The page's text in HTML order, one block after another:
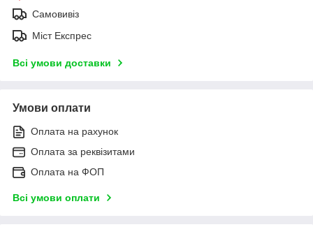
Самовивіз
Міст Експрес
Всі умови доставки
Умови оплати
Оплата на рахунок
Оплата за реквізитами
Оплата на ФОП
Всі умови оплати